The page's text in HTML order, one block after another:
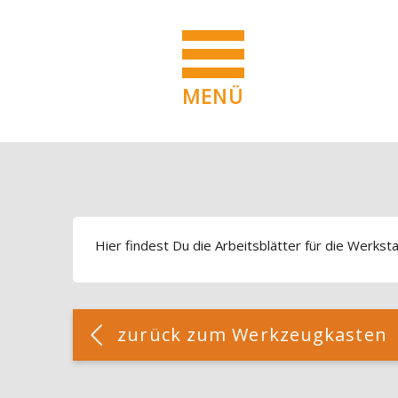
MENÜ
Blöcke
Hier findest Du die Arbeitsblätter für die
Blöcke
[Cocoon] Custom HTML überspringen
zurück zum Werkzeugkasten